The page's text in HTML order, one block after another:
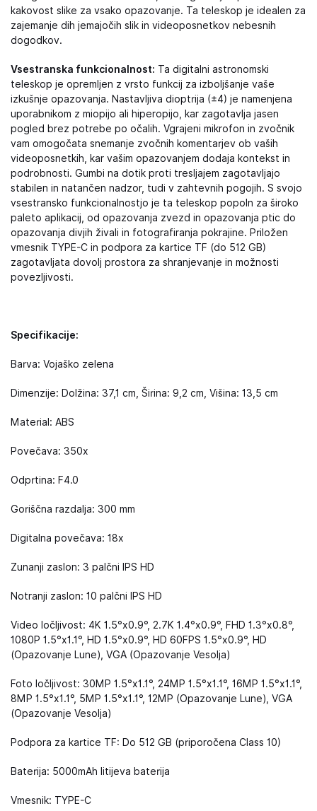
kakovost slike za vsako opazovanje. Ta teleskop je idealen za
zajemanje dih jemajočih slik in videoposnetkov nebesnih
dogodkov.
Vsestranska funkcionalnost: Ta digitalni astronomski
teleskop je opremljen z vrsto funkcij za izboljšanje vaše
izkušnje opazovanja. Nastavljiva dioptrija (±4) je namenjena
uporabnikom z miopijo ali hiperopijo, kar zagotavlja jasen
pogled brez potrebe po očalih. Vgrajeni mikrofon in zvočnik
vam omogočata snemanje zvočnih komentarjev ob vaših
videoposnetkih, kar vašim opazovanjem dodaja kontekst in
podrobnosti. Gumbi na dotik proti tresljajem zagotavljajo
stabilen in natančen nadzor, tudi v zahtevnih pogojih. S svojo
vsestransko funkcionalnostjo je ta teleskop popoln za široko
paleto aplikacij, od opazovanja zvezd in opazovanja ptic do
opazovanja divjih živali in fotografiranja pokrajine. Priložen
vmesnik TYPE-C in podpora za kartice TF (do 512 GB)
zagotavljata dovolj prostora za shranjevanje in možnosti
povezljivosti.
Specifikacije:
Barva: Vojaško zelena
Dimenzije: Dolžina: 37,1 cm, Širina: 9,2 cm, Višina: 13,5 cm
Material: ABS
Povečava: 350x
Odprtina: F4.0
Goriščna razdalja: 300 mm
Digitalna povečava: 18x
Zunanji zaslon: 3 palčni IPS HD
Notranji zaslon: 10 palčni IPS HD
Video ločljivost: 4K 1.5°x0.9°, 2.7K 1.4°x0.9°, FHD 1.3°x0.8°,
1080P 1.5°x1.1°, HD 1.5°x0.9°, HD 60FPS 1.5°x0.9°, HD
(Opazovanje Lune), VGA (Opazovanje Vesolja)
Foto ločljivost: 30MP 1.5°x1.1°, 24MP 1.5°x1.1°, 16MP 1.5°x1.1°,
8MP 1.5°x1.1°, 5MP 1.5°x1.1°, 12MP (Opazovanje Lune), VGA
(Opazovanje Vesolja)
Podpora za kartice TF: Do 512 GB (priporočena Class 10)
Baterija: 5000mAh litijeva baterija
Vmesnik: TYPE-C